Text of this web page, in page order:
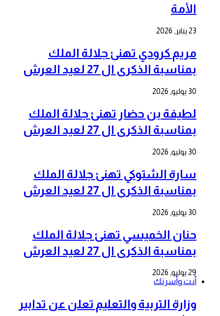
الأمة
23 يناير, 2026
مريم كرودي تهنئ جلالة الملك
بمناسبة الذكرى ال 27 لعيد العرش
30 يوليو, 2026
لطيفة بن حضار تهنئ جلالة الملك
بمناسبة الذكرى ال 27 لعيد العرش
30 يوليو, 2026
سارة الشتوكي تهنئ جلالة الملك
بمناسبة الذكرى ال 27 لعيد العرش
30 يوليو, 2026
حنان الخميسي تهنئ جلالة الملك
بمناسبة الذكرى ال 27 لعيد العرش
29 يوليو, 2026
أنت وأسرتك
وزارة التربية والتعليم تعلن عن تدابير